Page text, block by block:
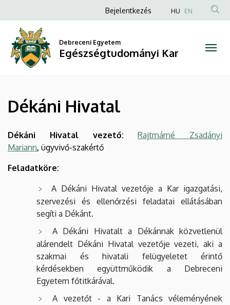
Hivatal
Egészségtudományi
Kar
a
tartalomra
Anonim
fiók
menüje
Bejelentkezés HU EN
Debreceni Egyetem
Egészségtudományi Kar
Dékáni Hivatal
Dékáni Hivatal vezető:Rajtmárné Zsadányi
Mariann, ügyvivő-szakértő
Feladatköre:
A Dékáni Hivatal vezetője a Kar igazgatási,
szervezési és ellenőrzési feladatai ellátásában
segíti a Dékánt.
A Dékáni Hivatalt a Dékánnak közvetlenül
alárendelt Dékáni Hivatal vezetője vezeti, aki a
szakmai és hivatali felügyeletet érintő
kérdésekben együttműködik a Debreceni
Egyetem főtitkárával.
A vezetőt - a Kari Tanács véleményének